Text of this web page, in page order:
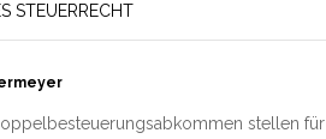
STEUERRECHT
stellen für